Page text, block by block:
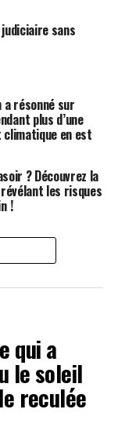
des
dévastateurs
éroder
le risque
à
atteindre
ainsi des
côtières.
a montré que le
de tonnes de
mer d’environ
indiquent que
de la mer
du siècle,
New York et
sans
résonné sur
plus d’une
climatique en est
? Découvrez la
révélant les risques
!
qui a
le soleil
reculée